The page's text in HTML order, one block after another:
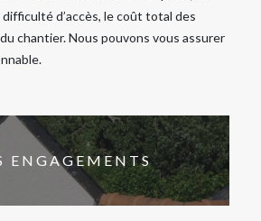
difficulté d’accès, le coût total des
chantier. Nous pouvons vous assurer
ENGAGEMENTS